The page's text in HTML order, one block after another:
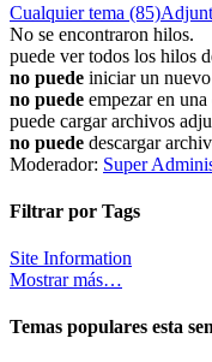
Cualquier tema (85)
No se encontraron hilos.
puede ver todos los hilos
no puede iniciar un
no puede empezar en
puede cargar archivos
no puede descargar
Moderador: Super
Filtrar por Tags
Site Information
Mostrar más…
Temas populares esta